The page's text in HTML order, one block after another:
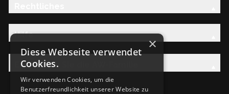
Hilfe
Entdecken Sie die AW-Familie
×
Diese Webseite verwendet
Cookies.
Wir verwenden Cookies, um die
Benutzerfreundlichkeit unserer Website zu